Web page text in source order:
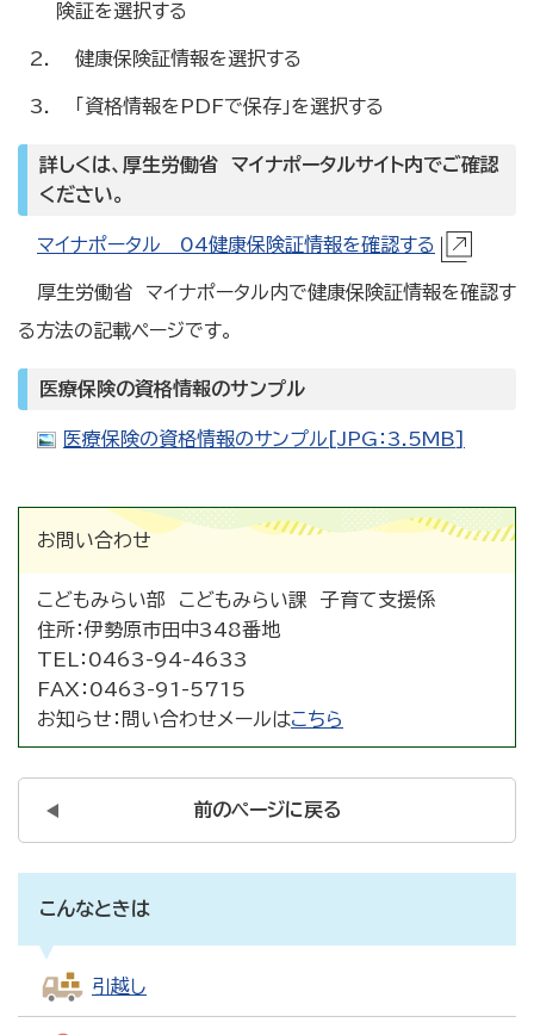
険証を選択する
健康保険証情報を選択する
「資格情報をPDFで保存」を選択する
詳しくは、厚生労働省 マイナポータルサイト内でご確認
ください。
マイナポータル 04健康保険証情報を確認する
厚生労働省 マイナポータル内で健康保険証情報を確認す
る方法の記載ページです。
医療保険の資格情報のサンプル
医療保険の資格情報のサンプル[JPG：3.5MB]
お問い合わせ
こどもみらい部 こどもみらい課 子育て支援係
住所：伊勢原市田中348番地
TEL： 0463-94-4633
FAX： 0463-91-5715
お知らせ： 問い合わせメールはこちら
前のページに戻る
こんなときは
引越し